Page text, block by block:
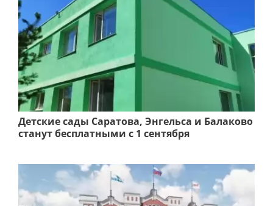
Детские сады Саратова, Энгельса и Балаково
станут бесплатными с 1 сентября